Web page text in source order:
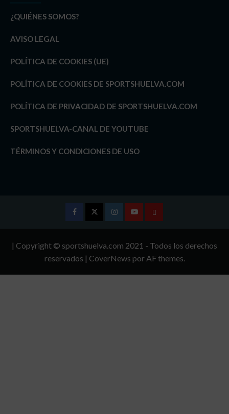
¿QUIÉNES SOMOS?
AVISO LEGAL
POLÍTICA DE COOKIES (UE)
POLÍTICA DE COOKIES DE SPORTSHUELVA.COM
POLÍTICA DE PRIVACIDAD DE SPORTSHUELVA.COM
SPORTSHUELVA-CANAL DE YOUTUBE
TÉRMINOS Y CONDICIONES DE USO
InstagramYoutubeTÉRMINOS
CONDICIONES
| Copyright © sportshuelva.com 2021 - Todos los derechos
reservados | CoverNews por AF themes.